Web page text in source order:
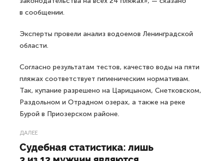
в сообщении.
Эксперты провели анализ водоемов Ленинградской
области.
Согласно результатам тестов, качество воды на пяти
пляжах соответствует гигиеническим нормативам.
Так, купание разрешено на Царицыном, Снетковском,
Раздольном и Отрадном озерах, а также на реке
Бурой в Приозерском районе.
ДАЛЕЕ
Судебная статистика: лишь